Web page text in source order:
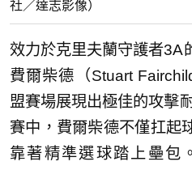
社／達志影像）
效力於克里夫蘭守護者3A
費爾柴德（Stuart
盟賽場展現出極佳的攻擊
賽中，費爾柴德不僅扛起
靠著精準選球踏上壘包